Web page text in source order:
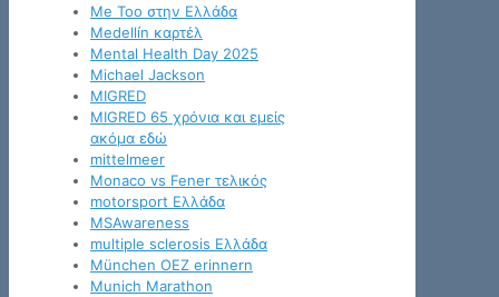
Me Too στην Ελλάδα
Medellín καρτέλ
Mental Health Day 2025
Michael Jackson
MIGRED
MIGRED 65 χρόνια και εμείς
ακόμα εδώ
mittelmeer
Monaco vs Fener τελικός
motorsport Ελλάδα
MSAwareness
multiple sclerosis Ελλάδα
München OEZ erinnern
Munich Marathon